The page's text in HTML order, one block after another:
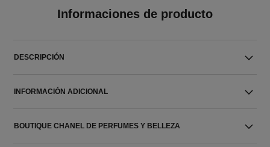
Informaciones de producto
DESCRIPCIÓN
INFORMACIÓN ADICIONAL
BOUTIQUE CHANEL DE PERFUMES Y BELLEZA